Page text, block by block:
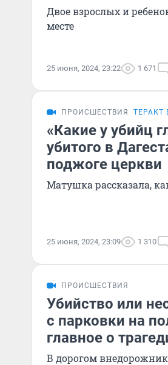
Двое взрослых и
месте
25 июня, 2024, 23:22 1 671
ПРОИСШЕСТВИЯ ТЕРАКТ
«Какие у убийц
убитого в
поджоге церкви
Матушка рассказала,
25 июня, 2024, 23:09 1 310
ПРОИСШЕСТВИЯ
Убийство или
с парковки на
главное о
В дорогом